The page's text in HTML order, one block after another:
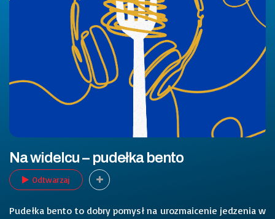
Na widelcu – pudełka bento
Odtwarzaj
Pudełka bento to dobry pomysł na urozmaicenie jedzenia w